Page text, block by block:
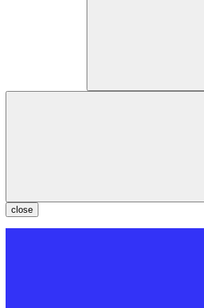
close